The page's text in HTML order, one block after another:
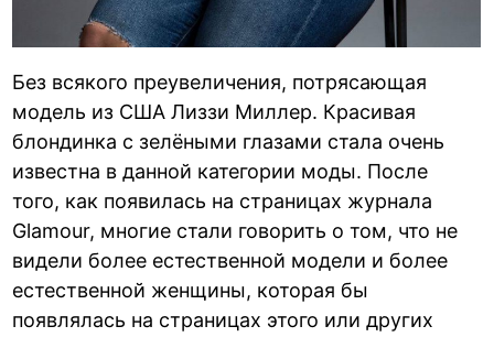
Без всякого преувеличения, потрясающая
модель из США Лиззи Миллер. Красивая
блондинка с зелёными глазами стала очень
известна в данной категории моды. После
того, как появилась на страницах журнала
Glamour, многие стали говорить о том, что не
видели более естественной модели и более
естественной женщины, которая бы
появлялась на страницах этого или других